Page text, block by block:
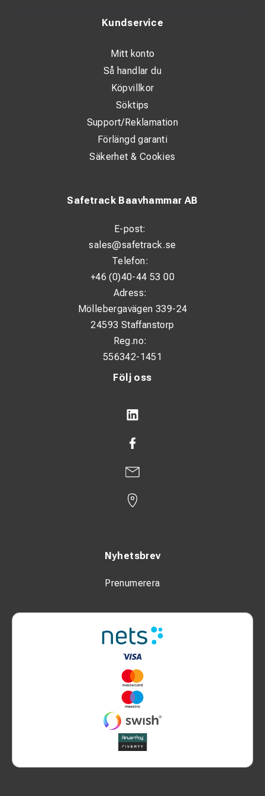
Tomgångsspänning: 85 V
Effekt: 8,2 kW (standby)
Bränsleförbrukning vid 60 % svetsning: 2,1 l/h
Mått och vikt
Mått (L × B × H): 870 × 529 × 612 mm
Följ oss
Nyhetsbrev
Prenumerera
Safetrack Baavhammar AB
E-post:
sales@safetrack.se
Telefon:
+46 (0)40-44 53 00
Adress:
Möllebergavägen 339-24
24593 Staffanstorp
Reg.no:
556342-1451
Kundservice
Mitt konto
Så handlar du
Köpvillkor
Söktips
Support/Reklamation
Förlängd garanti
Säkerhet & Cookies